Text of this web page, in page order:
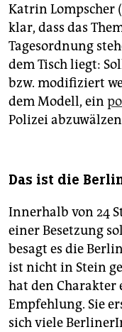
Katrin Lompscher
klar, dass das
Tagesordnung
dem Tisch liegt:
bzw. modifiziert
dem Modell, ein
Polizei
Das ist die
Innerhalb von 24
einer Besetzung
besagt es die
ist nicht in Stein
hat den
Empfehlung. Sie
sich viele